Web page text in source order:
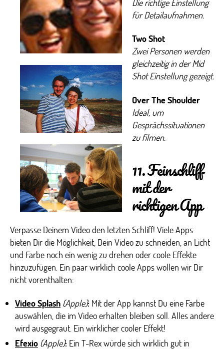
für Detailaufnahmen.
Two Shot
Zwei Personen werden
gleichzeitig in der Mid
Shot Einstellung gezeigt.
Over The Shoulder
Ideal, um
Gesprächssituationen
zu filmen.
11. Feinschliff
mit der
richtigen App
Verpasse Deinem Video den letzten Schliff! Viele Apps
bieten Dir die Möglichkeit, Dein Video zu schneiden, an Licht
und Farbe noch ein wenig zu drehen oder coole Effekte
hinzuzufügen. Ein paar wirklich coole Apps wollen wir Dir
nicht vorenthalten:
Video Splash (Apple): Mit der App kannst Du eine Farbe
auswählen, die im Video erhalten bleiben soll. Alles andere
wird ausgegraut. Ein wirklicher cooler Effekt!
Efexio (Apple): Ein T-Rex würde sich wirklich gut in